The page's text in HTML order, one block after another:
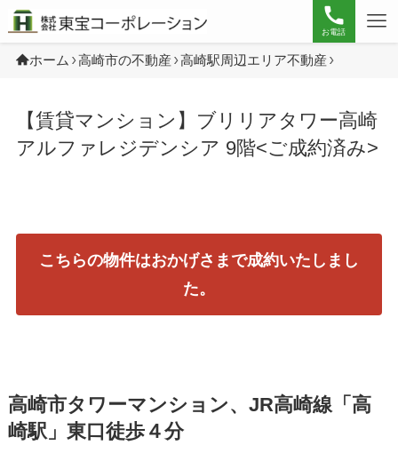
お電話
ホーム 高崎市の不動産 高崎駅周辺エリア不動産
【賃貸マンション】ブリリアタワー高崎
アルファレジデンシア 9階<ご成約済み>
こちらの物件はおかげさまで成約いたしまし
た。
高崎市タワーマンション、JR高崎線「高
崎駅」東口徒歩４分